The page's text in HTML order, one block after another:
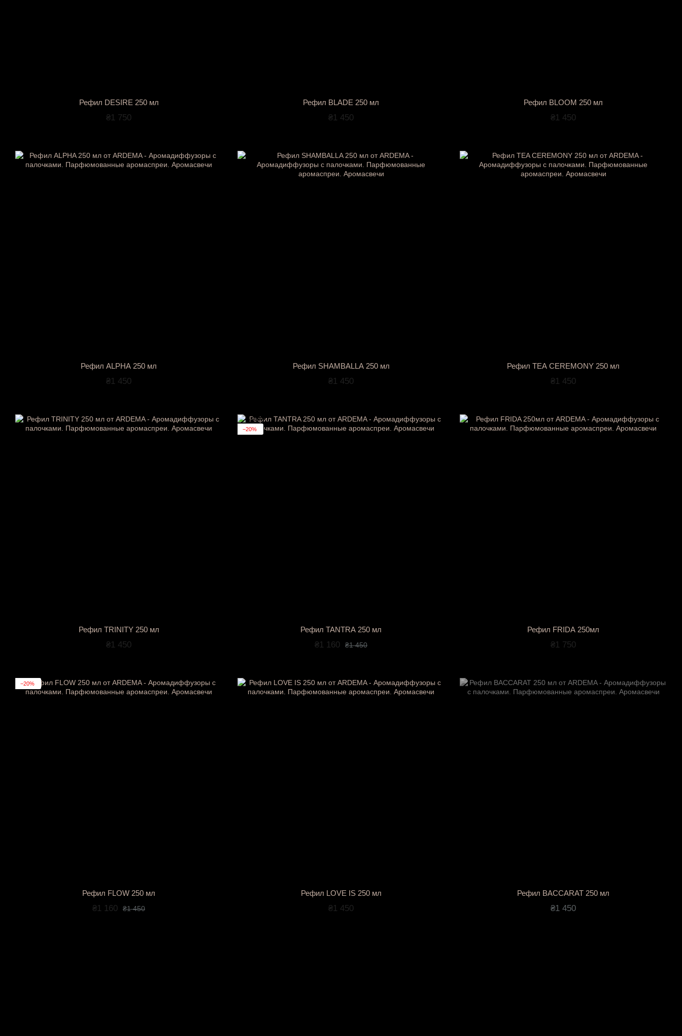
Рефил DESIRE 250 мл
₴1 750
Рефил BLADE 250 мл
₴1 450
Рефил BLOOM 250 мл
₴1 450
Рефил ALPHA 250 мл
₴1 450
Рефил SHAMBALLA 250 мл
₴1 450
Рефил TEA CEREMONY 250 мл
₴1 450
Рефил TRINITY 250 мл
₴1 450
−20%
Рефил TANTRA 250 мл
₴1 450
₴1 160
Рефил FRIDA 250мл
₴1 750
−20%
Рефил FLOW 250 мл
₴1 450
₴1 160
Рефил LOVE IS 250 мл
₴1 450
Рефил BACCARAT 250 мл
₴1 450